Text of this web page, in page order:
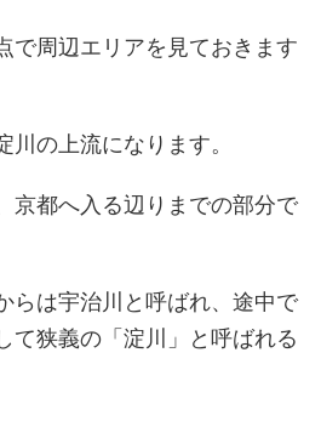
で周辺エリアを見ておきます
の上流になります。
京都へ入る辺りまでの部分で
らは宇治川と呼ばれ、途中で
て狭義の「淀川」と呼ばれる